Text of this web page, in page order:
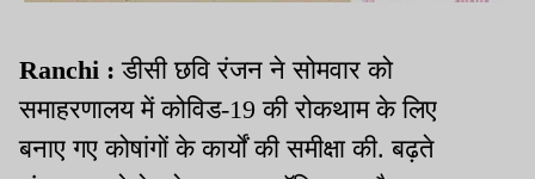
Ranchi : डीसी छवि रंजन ने सोमवार को
समाहरणालय में कोविड-19 की रोकथाम के लिए
बनाए गए कोषांगों के कार्यों की समीक्षा की. बढ़ते